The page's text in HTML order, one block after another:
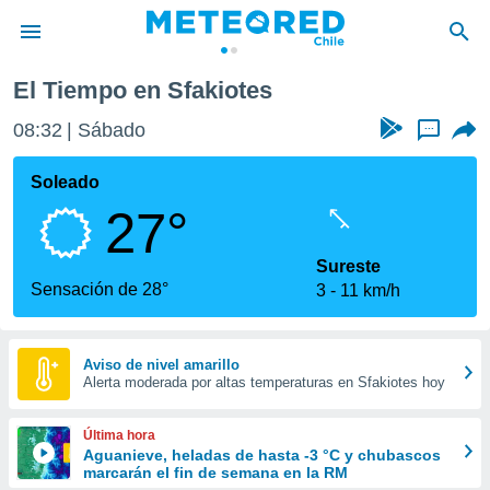
de
por
que se
calidad.
a este
las
y
forma
digital
basada
El Tiempo en Sfakiotes
08:32 Sábado ...
Soleado
27°
Sensación de 28°
Sureste
3
11 km/h
Aviso de nivel amarillo
Alerta moderada por altas temperaturas en Sfakiotes hoy
Última hora
Aguanieve, heladas de hasta -3 °C y chubascos
marcarán el fin de semana en la RM